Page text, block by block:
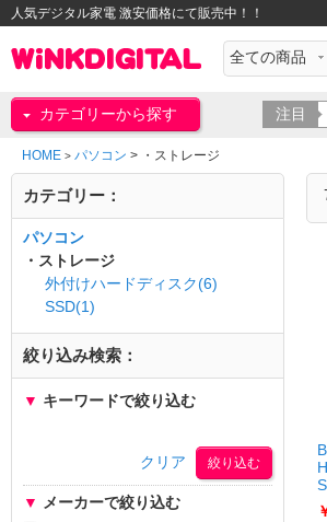
人気デジタル家電 激安価格にて販売中！！
カテゴリーから探す 注目
HOME > パソコン > ・ストレージ
カテゴリー：
パソコン
・ストレージ
外付けハードディスク(6)
SSD(1)
絞り込み検索：
▼ キーワードで絞り込む
クリア
▼ メーカーで絞り込む